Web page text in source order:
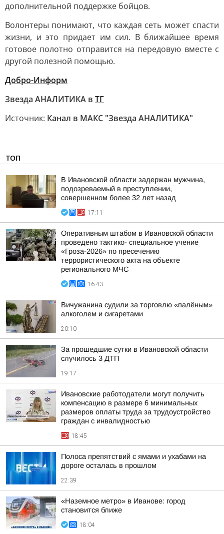
дополнительной поддержке бойцов.
Волонтеры понимают, что каждая сеть может спасти
жизни, и это придает им сил. В ближайшее время
готовое полотно отправится на передовую вместе с
другой полезной помощью.
Добро-Информ
Звезда АНАЛИТИКА в ТГ
Источник: Канал в МАКС "Звезда АНАЛИТИКА"
ТОП
В Ивановской области задержан мужчина,
подозреваемый в преступлении,
совершенном более 32 лет назад
17:11
Оперативным штабом в Ивановской области
проведено тактико- специальное учение
«Гроза-2026» по пресечению
террористического акта на объекте
регионального МЧС
16:43
Вичужанина судили за торговлю «палёным»
алкоголем и сигаретами
20:10
За прошедшие сутки в Ивановской области
случилось 3 ДТП
19:17
Ивановские работодатели могут получить
компенсацию в размере 6 минимальных
размеров оплаты труда за трудоустройство
граждан с инвалидностью
18:45
Полоса препятствий с ямами и ухабами на
дороге осталась в прошлом
22:39
«Наземное метро» в Иванове: город
становится ближе
18:04